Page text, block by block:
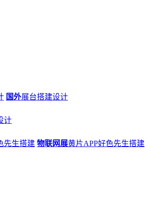
国外展台搭建设计
计
先生搭建 物联网展黄片APP好色先生搭建